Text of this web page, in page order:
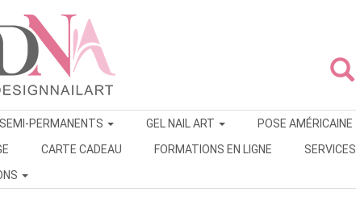
PERMANENTS GEL NAIL ART POSE AMÉRICAINE
CARTE CADEAU FORMATIONS EN LIGNE
SERVICES